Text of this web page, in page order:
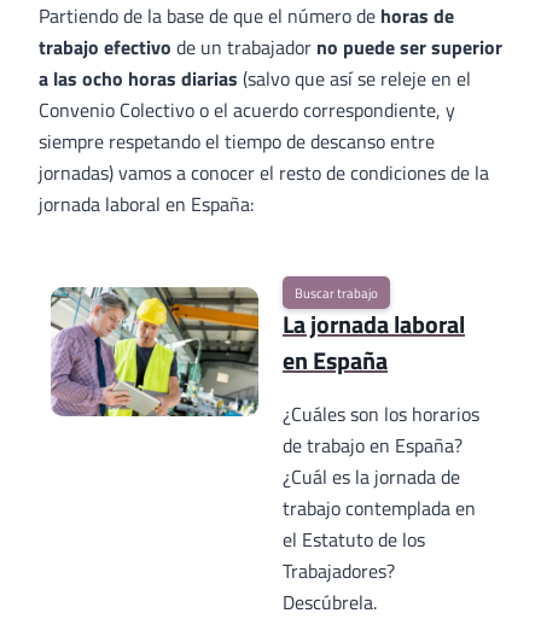
Partiendo de la base de que el número de horas de
trabajo efectivo de un trabajador no puede ser superior
a las ocho horas diarias (salvo que así se releje en el
Convenio Colectivo o el acuerdo correspondiente, y
siempre respetando el tiempo de descanso entre
jornadas) vamos a conocer el resto de condiciones de la
jornada laboral en España:
Buscar trabajo
La jornada laboral
en España
¿Cuáles son los horarios
de trabajo en España?
¿Cuál es la jornada de
trabajo contemplada en
el Estatuto de los
Trabajadores?
Descúbrela.